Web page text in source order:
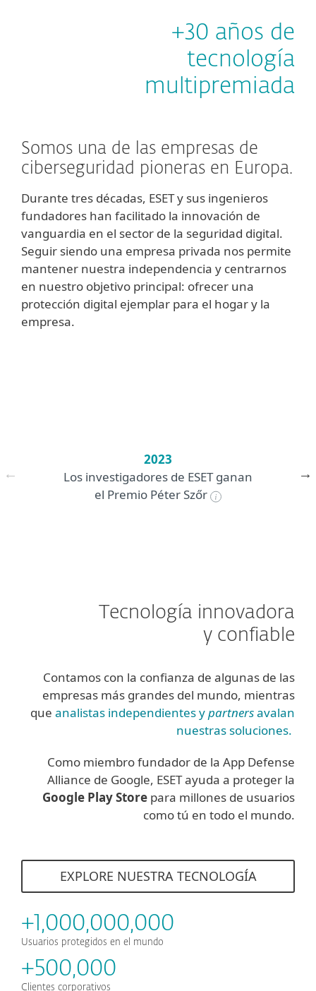
+30 años de
tecnología
multipremiada
Somos una de las empresas de
ciberseguridad pioneras en Europa.
Durante tres décadas, ESET y sus ingenieros
fundadores han facilitado la innovación de
vanguardia en el sector de la seguridad digital.
Seguir siendo una empresa privada nos permite
mantener nuestra independencia y centrarnos
en nuestro objetivo principal: ofrecer una
protección digital ejemplar para el hogar y la
empresa.
2023
Los investigadores de ESET ganan
el Premio Péter Szőr
Tecnología innovadora
y confiable
Contamos con la confianza de algunas de las
empresas más grandes del mundo, mientras
que analistas independientes ypartnersavalan
nuestras soluciones.
Como miembro fundador de la App Defense
Alliance de Google, ESET ayuda a proteger la
Google Play Store para millones de usuarios
como tú en todo el mundo.
EXPLORE NUESTRA TECNOLOGÍA
+1,000,000,000
Usuarios protegidos en el mundo
+500,000
Clientes corporativos